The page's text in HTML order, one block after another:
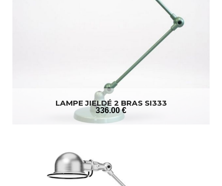
LAMPE JIELDÉ 2 BRAS SI333
336.00 €